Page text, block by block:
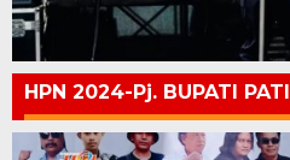
HPN 2024-Pj. BUPATI PATI